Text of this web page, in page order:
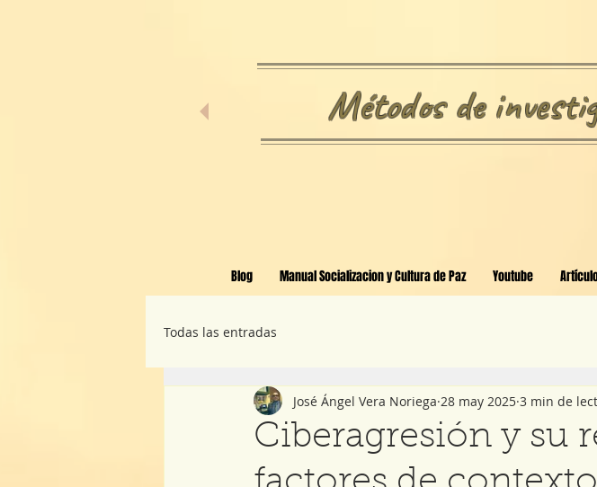
Métodos de
Blog Manual Socializacion y Cultura de Paz Youtube
Todas las entradas
Ciberagresión y su
José Ángel Vera Noriega 28 may 2025 3 min de